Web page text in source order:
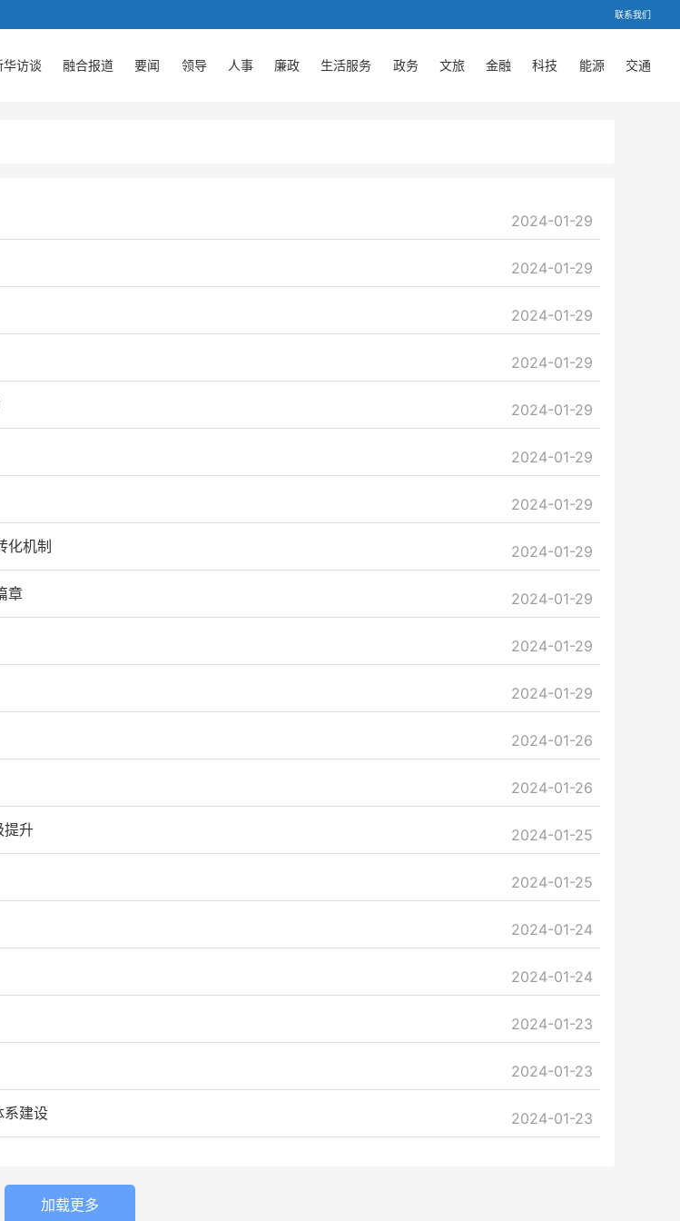
联系我们
华访谈 融合报道 要闻 领导 人事 廉政 生活服务 政务 文旅 金融 科技 能源 交通
2024-01-29
2024-01-29
2024-01-29
2024-01-29
2024-01-29
2024-01-29
2024-01-29
2024-01-29
机制
2024-01-29
章
2024-01-29
2024-01-29
2024-01-26
2024-01-26
2024-01-25
提升
2024-01-25
2024-01-24
2024-01-24
2024-01-23
2024-01-23
2024-01-23
建设
加载更多